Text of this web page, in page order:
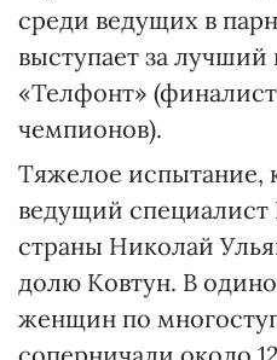
среди ведущих в
выступает за лучший
«Телфонт»
чемпионов).
Тяжелое испытание,
ведущий специалист
страны Николай
долю Ковтун. В
женщин по